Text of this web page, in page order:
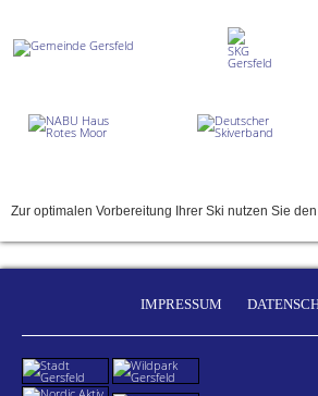
Zur optimalen Vorbereitung Ihrer Ski nutzen Sie den
IMPRESSUM